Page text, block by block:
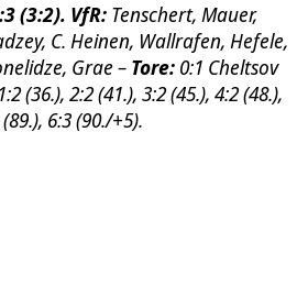
(3:2). VfR: Tenschert, Mauer,
C. Heinen, Wallrafen, Hefele,
Grae – Tore: 0:1 Cheltsov
(36.), 2:2 (41.), 3:2 (45.), 4:2 (48.),
6:3 (90./+5).